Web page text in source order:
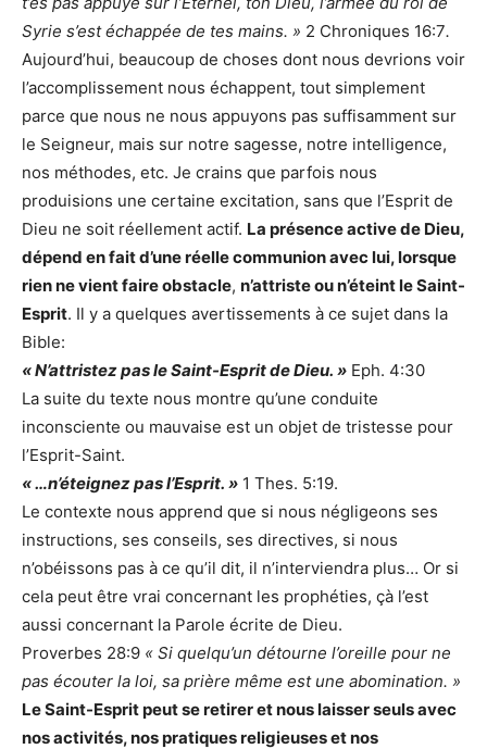
Syrie s’est échappée de tes mains. » 2 Chroniques 16:7.
Aujourd’hui, beaucoup de choses dont nous devrions voir
l’accomplissement nous échappent, tout simplement
parce que nous ne nous appuyons pas suffisamment sur
le Seigneur, mais sur notre sagesse, notre intelligence,
nos méthodes, etc. Je crains que parfois nous
produisions une certaine excitation, sans que l’Esprit de
Dieu ne soit réellement actif. La présence active de Dieu,
dépend en fait d’une réelle communion avec lui, lorsque
rien ne vient faire obstacle, n’attriste ou n’éteint le Saint-
Esprit. Il y a quelques avertissements à ce sujet dans la
Bible:
« N’attristez pas le Saint-Esprit de Dieu. » Eph. 4:30
La suite du texte nous montre qu’une conduite
inconsciente ou mauvaise est un objet de tristesse pour
l’Esprit-Saint.
« …n’éteignez pas l’Esprit. » 1 Thes. 5:19.
Le contexte nous apprend que si nous négligeons ses
instructions, ses conseils, ses directives, si nous
n’obéissons pas à ce qu’il dit, il n’interviendra plus… Or si
cela peut être vrai concernant les prophéties, çà l’est
aussi concernant la Parole écrite de Dieu.
Proverbes 28:9 « Si quelqu’un détourne l’oreille pour ne
pas écouter la loi, sa prière même est une abomination. »
Le Saint-Esprit peut se retirer et nous laisser seuls avec
nos activités, nos pratiques religieuses et nos